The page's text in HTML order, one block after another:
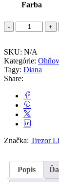
Farba
množstvo
DIANA
FIRE
BLOCK
SKU: N/A
Kategórie:
Tagy: Diana
Share:
Značka: Trezor
Popis